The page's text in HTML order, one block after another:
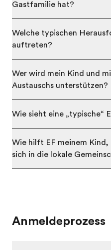
Gastfamilie hat?
Welche typischen
auftreten?
Wer wird mein Kind und
Austauschs unterstützen?
Wie sieht eine „typische“
Wie hilft EF meinem Kind,
sich in die lokale
Anmeldeprozess